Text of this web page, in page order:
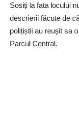
Sosiți la fata locului
descrierii făcute de
polițiștii au reușit sa
Parcul Central.